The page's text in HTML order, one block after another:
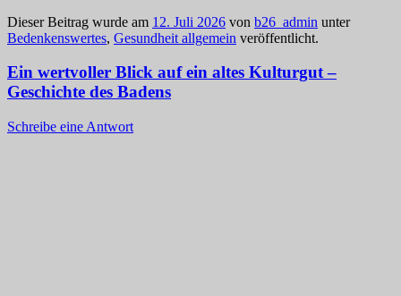
Dieser Beitrag wurde am 12. Juli 2026 von b26_admin unter
Bedenkenswertes, Gesundheit allgemein veröffentlicht.
Ein wertvoller Blick auf ein altes Kulturgut –
Geschichte des Badens
Schreibe eine Antwort